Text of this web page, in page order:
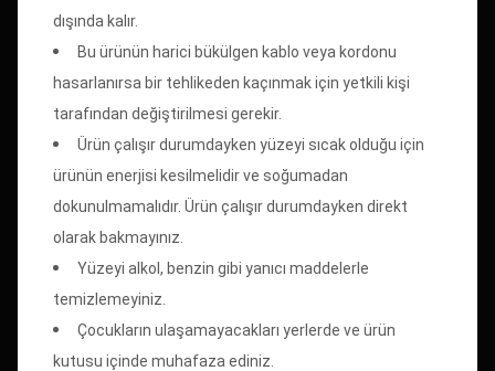
dışında kalır.
Bu ürünün harici bükülgen kablo veya kordonu
hasarlanırsa bir tehlikeden kaçınmak için yetkili kişi
tarafından değiştirilmesi gerekir.
Ürün çalışır durumdayken yüzeyi sıcak olduğu için
ürünün enerjisi kesilmelidir ve soğumadan
dokunulmamalıdır. Ürün çalışır durumdayken direkt
olarak bakmayınız.
Yüzeyi alkol, benzin gibi yanıcı maddelerle
temizlemeyiniz.
Çocukların ulaşamayacakları yerlerde ve ürün
kutusu içinde muhafaza ediniz.